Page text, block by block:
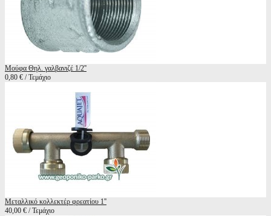
Μούφα Θηλ. γαλβανιζέ 1/2''
0,80 € / Τεμάχιο
Μεταλλικό κολλεκτέρ φρεατίου 1''
40,00 € / Τεμάχιο